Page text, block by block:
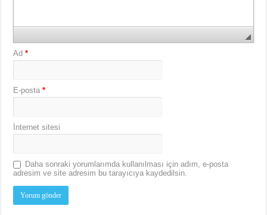
Ad*
E-posta*
İnternet sitesi
Daha sonraki yorumlarımda kullanılması için adım, e-posta
adresim ve site adresim bu tarayıcıya kaydedilsin.